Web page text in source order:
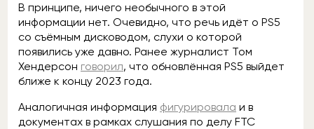
В принципе, ничего необычного в этой
информации нет. Очевидно, что речь идёт о PS5
со съёмным дисководом, слухи о которой
появились уже давно. Ранее журналист Том
Хендерсон говорил, что обновлённая PS5 выйдет
ближе к концу 2023 года.
Аналогичная информация фигурировала и в
документах в рамках слушания по делу FTC